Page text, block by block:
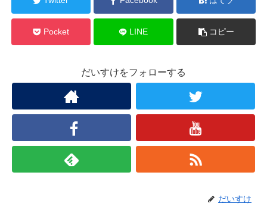
Pocket LINE コピー
だいすけをフォローする
だいすけ